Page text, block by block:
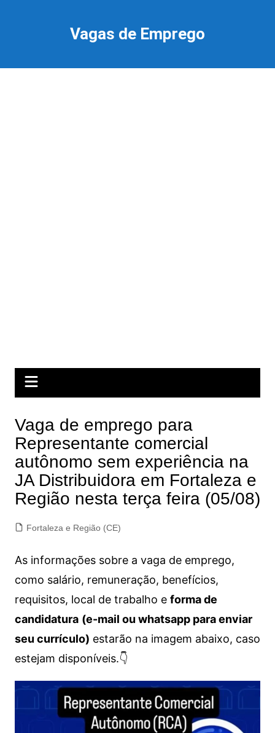
Vagas de Emprego
Vaga de emprego para
Representante comercial
autônomo sem experiência na
JA Distribuidora em Fortaleza e
Região nesta terça feira (05/08)
Fortaleza e Região (CE)
As informações sobre a vaga de emprego,
como salário, remuneração, benefícios,
requisitos, local de trabalho e forma de
candidatura (e-mail ou whatsapp para enviar
seu currículo) estarão na imagem abaixo, caso
estejam disponíveis.👇